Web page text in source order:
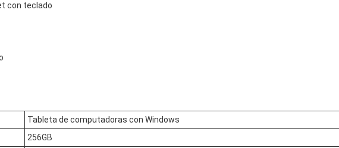
con teclado
Tableta de computadoras con Windows
256GB